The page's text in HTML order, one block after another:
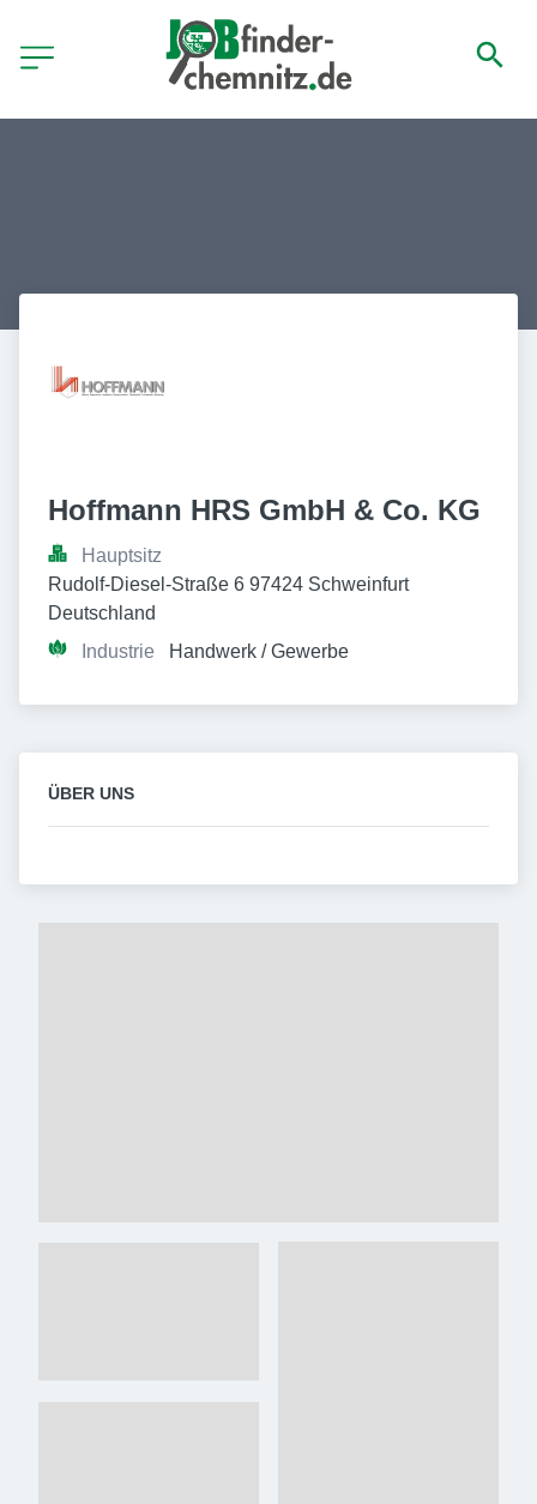
Hoffmann HRS GmbH & Co. KG
Hauptsitz
Rudolf-Diesel-Straße 6 97424 Schweinfurt
Deutschland
Industrie
Handwerk / Gewerbe
ÜBER UNS